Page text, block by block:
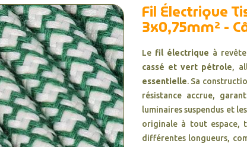
Fil Électrique
3x0,75mm² -
Le fil électrique à
cassé et vert pétrole,
essentielle. Sa
résistance accrue,
luminaires suspendus et
originale à tout espace,
différentes longueurs,